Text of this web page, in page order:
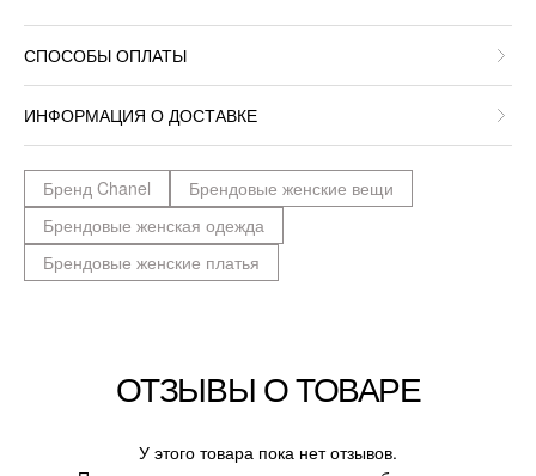
СПОСОБЫ ОПЛАТЫ
ИНФОРМАЦИЯ О ДОСТАВКЕ
Бренд Chanel
Брендовые женские вещи
Брендовые женская одежда
Брендовые женские платья
ОТЗЫВЫ О ТОВАРЕ
У этого товара пока нет отзывов.